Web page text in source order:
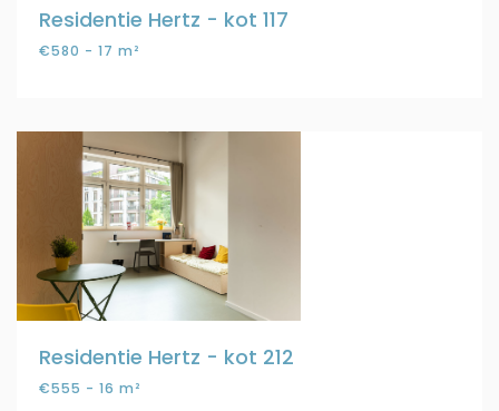
Residentie Hertz - kot 117
€580 - 17 m²
Residentie Hertz - kot 212
€555 - 16 m²